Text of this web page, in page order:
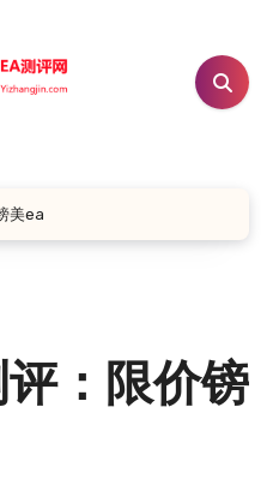
美ea
：限价镑